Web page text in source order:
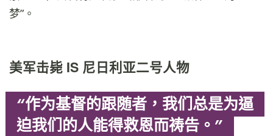
梦”。
美军击毙 IS 尼日利亚二号人物
“作为基督的跟随者，我们总是为逼
迫我们的人能得救恩而祷告。”